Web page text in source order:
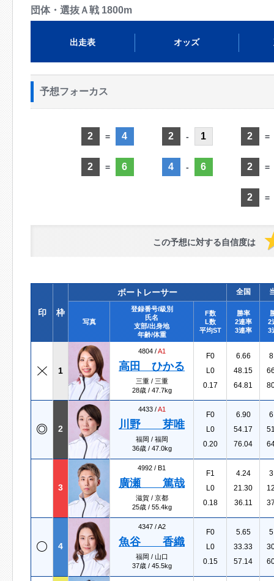
団体・選抜Ａ戦 1800m
出走表 オッズ
予想フォーカス
2 = 4
2 = 6
2 - 1
4 - 6
2 =
2 =
2 =
この予想に対する自信度は
印 枠
ボートレーサー 全国
写真
登録番号/級別
氏名
支部/出身地
年齢/体重
F数
L数
平均ST
勝率
2連率
3連率
2
3
1
4804 /A1
高田 ひかる
三重 / 三重
28歳 / 47.7kg
F0
L0
0.17
6.66
48.15
64.81
2
4433 /A1
川野 芽唯
福岡 / 福岡
36歳 / 47.0kg
F0
L0
0.20
6.90
54.17
76.04
3
4992 / B1
廣瀬 篤哉
滋賀 / 京都
25歳 / 55.4kg
F1
L0
0.18
4.24
21.30
36.11
4
4347 /A2
魚谷 香織
福岡 / 山口
37歳 / 45.5kg
F0
L0
0.15
5.65
33.33
57.14